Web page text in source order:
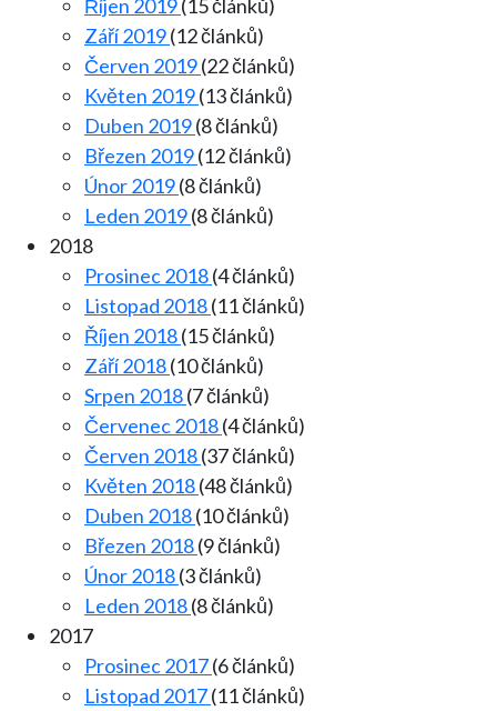
Říjen 2019(15 článků)
Září 2019(12 článků)
Červen 2019(22 článků)
Květen 2019(13 článků)
Duben 2019(8 článků)
Březen 2019(12 článků)
Únor 2019(8 článků)
Leden 2019(8 článků)
2018
Prosinec 2018(4 článků)
Listopad 2018(11 článků)
Říjen 2018(15 článků)
Září 2018(10 článků)
Srpen 2018(7 článků)
Červenec 2018(4 článků)
Červen 2018(37 článků)
Květen 2018(48 článků)
Duben 2018(10 článků)
Březen 2018(9 článků)
Únor 2018(3 článků)
Leden 2018(8 článků)
2017
Prosinec 2017(6 článků)
Listopad 2017(11 článků)